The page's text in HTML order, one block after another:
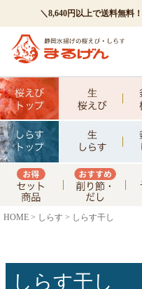
＼8,640円以上で送料無料
HOME しらす しらす干し
しらす干し